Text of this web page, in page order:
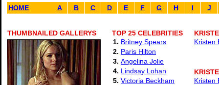
HOME A B C D E F G H I J
THUMBNAILED GALLERYS
TOP 25 CELEBRITIES
1. Britney Spears
2. Paris Hilton
3. Angelina Jolie
4. Lindsay Lohan
5. Victoria Beckham
Kristen
Kristen